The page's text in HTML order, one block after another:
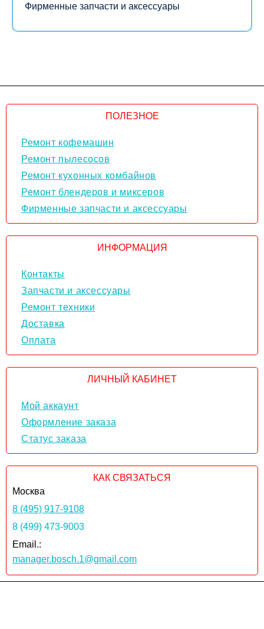
Фирменные запчасти и аксессуары
ПОЛЕЗНОЕ
Ремонт кофемашин
Ремонт пылесосов
Ремонт кухонных комбайнов
Ремонт блендеров и миксеров
Фирменные запчасти и аксессуары
ИНФОРМАЦИЯ
Контакты
Запчасти и аксессуары
Ремонт техники
Доставка
Оплата
ЛИЧНЫЙ КАБИНЕТ
Мой аккаунт
Оформление заказа
Статус заказа
КАК СВЯЗАТЬСЯ
Москва
8 (495) 917-9108
8 (499) 473-9003
Email.:
manager.bosch.1@gmail.com